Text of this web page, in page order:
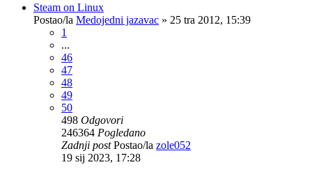
Steam on Linux
Postao/la Medojedni jazavac » 25 tra 2012, 15:39
1
...
46
47
48
49
50
498 Odgovori
246364 Pogledano
Zadnji postPostao/la zole052
19 sij 2023, 17:28